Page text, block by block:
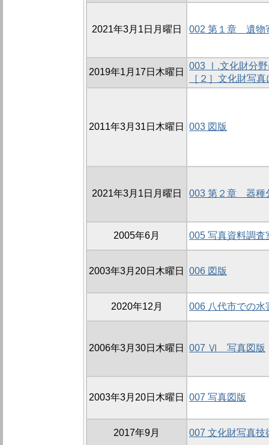
2021年3月1日月曜日 002 第１章 遺物
2019年1月17日木曜日
003 Ⅰ.文化財分野
［２］文化財写
2011年3月31日木曜日 003 図版
2021年3月1日月曜日 003 第２章 器種
2005年6月 005 写真資料調査
2003年3月20日木曜日 006 図版
2020年12月 006 八代市での水
2006年3月30日木曜日 007 Ⅵ 写真図版
2003年3月20日木曜日 007 写真図版
2017年9月 007 文化財写真技